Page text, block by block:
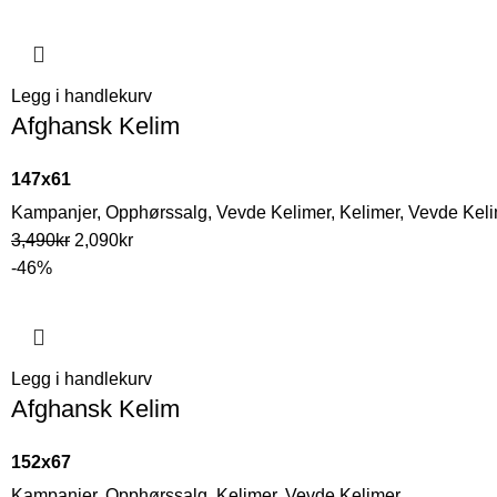
Legg i handlekurv
Afghansk Kelim
147x61
Kampanjer, Opphørssalg, Vevde Kelimer, Kelimer, Vevde
3,490kr 2,090kr
-46%
Legg i handlekurv
Afghansk Kelim
152x67